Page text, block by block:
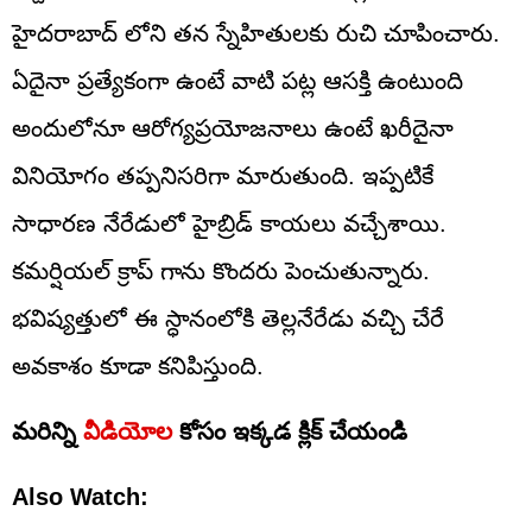
హైదరాబాద్ లోని తన స్నేహితులకు రుచి చూపించారు.
ఏదైనా ప్రత్యేకంగా ఉంటే వాటి పట్ల ఆసక్తి ఉంటుంది
అందులోనూ ఆరోగ్యప్రయోజనాలు ఉంటే ఖరీదైనా
వినియోగం తప్పనిసరిగా మారుతుంది. ఇప్పటికే
సాధారణ నేరేడులో హైబ్రిడ్ కాయలు వచ్చేశాయి.
కమర్షియల్ క్రాప్ గాను కొందరు పెంచుతున్నారు.
భవిష్యత్తులో ఈ స్ధానంలోకి తెల్లనేరేడు వచ్చి చేరే
అవకాశం కూడా కనిపిస్తుంది.
మరిన్ని వీడియోలకోసం ఇక్కడ క్లిక్ చేయండి
Also Watch: